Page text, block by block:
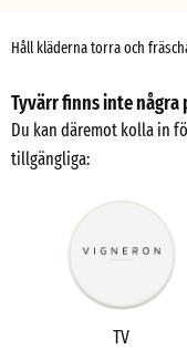
Håll kläderna torra och
Tyvärr finns inte
Du kan däremot kolla in
tillgängliga:
TV